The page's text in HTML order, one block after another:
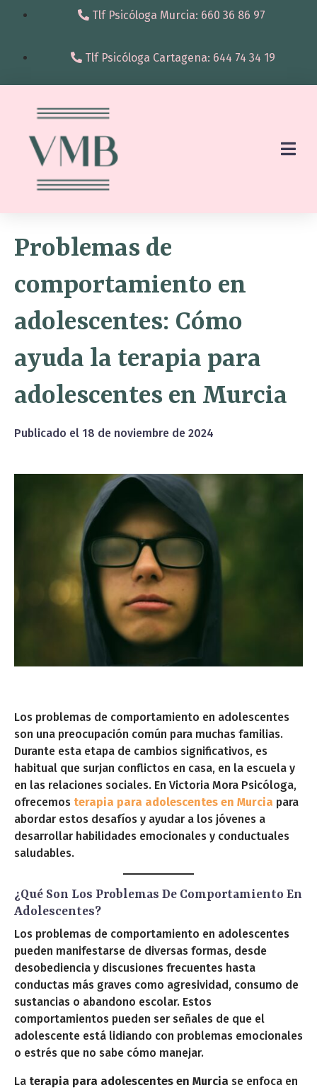
Tlf Psicóloga Murcia: 660 36 86 97
Tlf Psicóloga Cartagena: 644 74 34 19
Problemas de
comportamiento en
adolescentes: Cómo
ayuda la terapia para
adolescentes en Murcia
Publicado el 18 de noviembre de 2024
Los problemas de comportamiento en adolescentes
son una preocupación común para muchas familias.
Durante esta etapa de cambios significativos, es
habitual que surjan conflictos en casa, en la escuela y
en las relaciones sociales. En Victoria Mora Psicóloga,
ofrecemos terapia para adolescentes en Murcia para
abordar estos desafíos y ayudar a los jóvenes a
desarrollar habilidades emocionales y conductuales
saludables.
¿Qué Son Los Problemas De Comportamiento En
Adolescentes?
Los problemas de comportamiento en adolescentes
pueden manifestarse de diversas formas, desde
desobediencia y discusiones frecuentes hasta
conductas más graves como agresividad, consumo de
sustancias o abandono escolar. Estos
comportamientos pueden ser señales de que el
adolescente está lidiando con problemas emocionales
o estrés que no sabe cómo manejar.
La terapia para adolescentes en Murcia se enfoca en